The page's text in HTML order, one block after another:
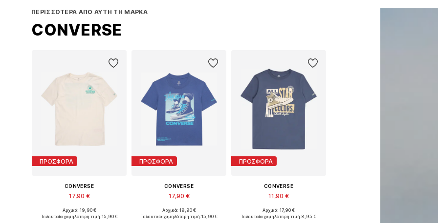
ΠΕΡΙΣΣΌΤΕΡΑ ΑΠΌ ΑΥΤΉ ΤΗ ΜΆΡΚΑ
CONVERSE
ΠΡΟΣΦΟΡΑ
CONVERSE
17,90 €
Αρχικά: 19,90 €
Τελευταία χαμηλότερη τιμή:15,90 €
ΠΡΟΣΦΟΡΑ
CONVERSE
17,90 €
Αρχικά: 19,90 €
Τελευταία χαμηλότερη τιμή:15,90 €
ΠΡΟΣΦΟΡΑ
CONVERSE
11,90 €
Αρχικά: 17,90 €
Τελευταία χαμηλότερη τιμή:8,95 €